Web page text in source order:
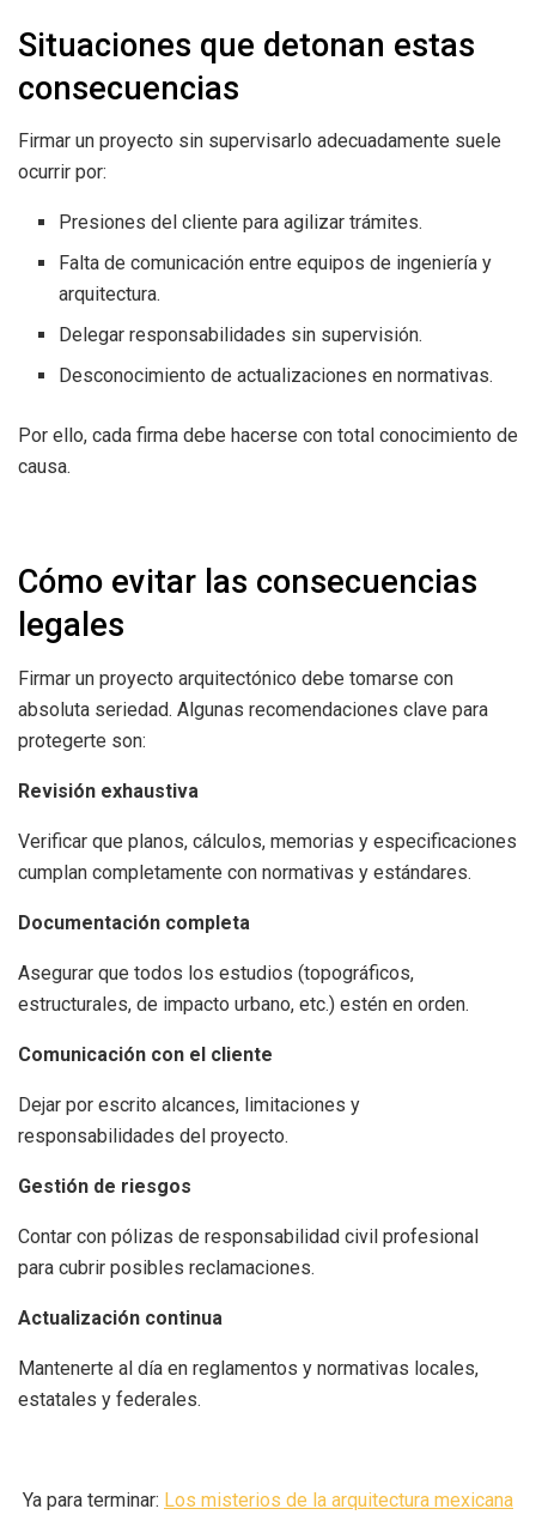
Situaciones que detonan estas
consecuencias
Firmar un proyecto sin supervisarlo adecuadamente suele
ocurrir por:
Presiones del cliente para agilizar trámites.
Falta de comunicación entre equipos de ingeniería y
arquitectura.
Delegar responsabilidades sin supervisión.
Desconocimiento de actualizaciones en normativas.
Por ello, cada firma debe hacerse con total conocimiento de
causa.
Cómo evitar las consecuencias
legales
Firmar un proyecto arquitectónico debe tomarse con
absoluta seriedad. Algunas recomendaciones clave para
protegerte son:
Revisión exhaustiva
Verificar que planos, cálculos, memorias y especificaciones
cumplan completamente con normativas y estándares.
Documentación completa
Asegurar que todos los estudios (topográficos,
estructurales, de impacto urbano, etc.) estén en orden.
Comunicación con el cliente
Dejar por escrito alcances, limitaciones y
responsabilidades del proyecto.
Gestión de riesgos
Contar con pólizas de responsabilidad civil profesional
para cubrir posibles reclamaciones.
Actualización continua
Mantenerte al día en reglamentos y normativas locales,
estatales y federales.
Ya para terminar: Los misterios de la arquitectura mexicana